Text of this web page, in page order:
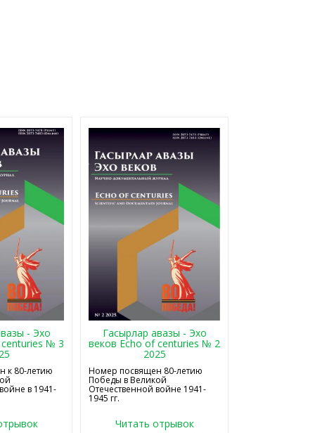
- Эхо
№ 3
к 80-летию
в 1941-
Гасырлар авазы - Эхо
веков Echo of centuries № 2
2025
Номер посвящен 80-летию
Победы в Великой
Отечественной войне 1941-
1945 гг.
Читать отрывок